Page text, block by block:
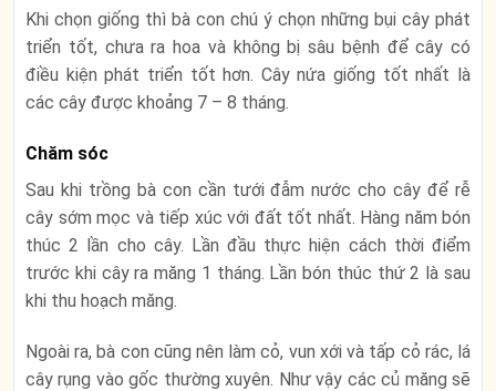
Khi chọn giống thì bà con chú ý chọn những bụi cây phát
triển tốt, chưa ra hoa và không bị sâu bệnh để cây có
điều kiện phát triển tốt hơn. Cây nứa giống tốt nhất là
các cây được khoảng 7 – 8 tháng.
Chăm sóc
Sau khi trồng bà con cần tưới đẫm nước cho cây để rễ
cây sớm mọc và tiếp xúc với đất tốt nhất. Hàng năm bón
thúc 2 lần cho cây. Lần đầu thực hiện cách thời điểm
trước khi cây ra măng 1 tháng. Lần bón thúc thứ 2 là sau
khi thu hoạch măng.
Ngoài ra, bà con cũng nên làm cỏ, vun xới và tấp cỏ rác, lá
cây rụng vào gốc thường xuyên. Như vậy các củ măng sẽ